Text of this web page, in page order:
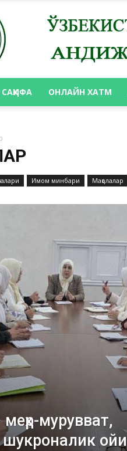
ОНЛАЙН ХАТМ
Имом минбари Мақолалар
мурувват,
шукроналик ойи